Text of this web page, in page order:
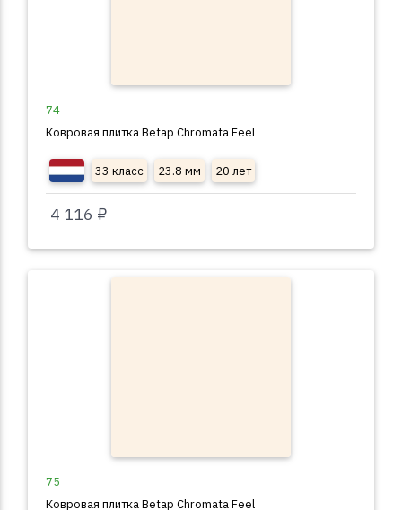
74
Ковровая плитка Betap Chromata Feel
33 класс 23.8 мм 20 лет
4 116 ₽
75
Ковровая плитка Betap Chromata Feel